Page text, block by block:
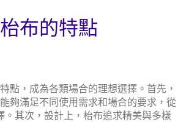
枱布的特點
點，成為各類場合的理想選擇。首先，
夠滿足不同使用需求和場合的要求，從
。其次，設計上，枱布追求精美與多樣